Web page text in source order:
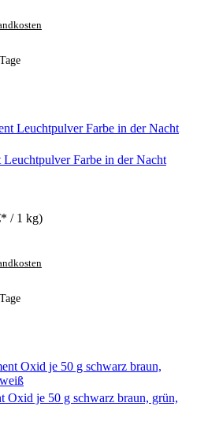
Farbe in der Nacht
/ 1 kg)
Oxid je 50 g schwarz braun, grün,